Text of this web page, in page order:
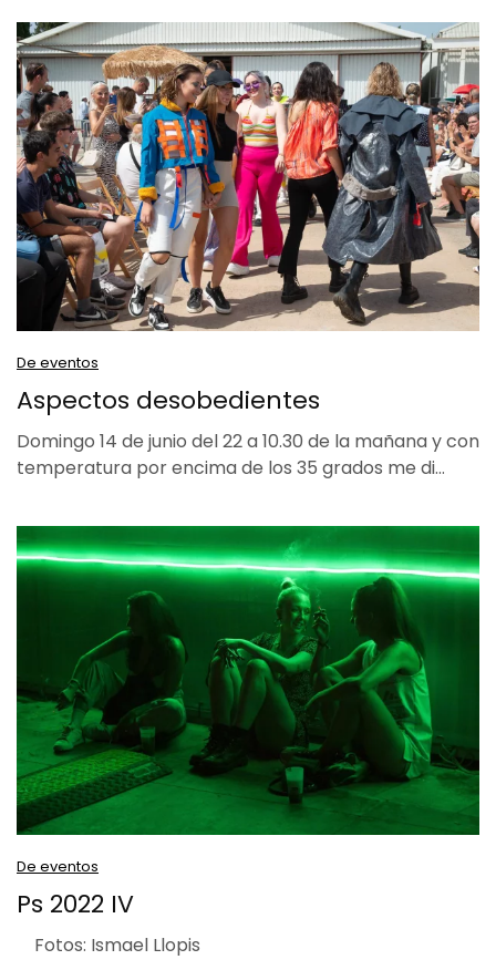
De eventos
Aspectos desobedientes
Domingo 14 de junio del 22 a 10.30 de la mañana y con
temperatura por encima de los 35 grados me di…
De eventos
Ps 2022 IV
Fotos: Ismael Llopis